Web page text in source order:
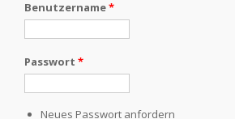
Benutzername*
Passwort *
Neues Passwort anfordern